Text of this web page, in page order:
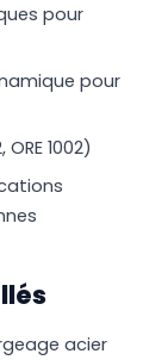
pour
pour
1002)
acier